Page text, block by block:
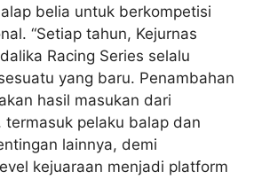
belia untuk berkompetisi
“Setiap tahun, Kejurnas
Racing Series selalu
yang baru. Penambahan
hasil masukan dari
termasuk pelaku balap dan
lainnya, demi
kejuaraan menjadi platform